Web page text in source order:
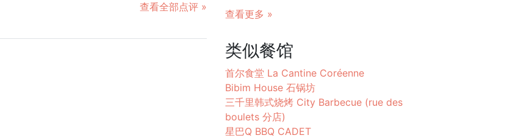
查看全部点评 »
查看更多 »
类似餐馆
首尔食堂 La Cantine Coréenne
Bibim House 石锅坊
三千里韩式烧烤 City Barbecue (rue des
boulets 分店)
星巴Q BBQ CADET